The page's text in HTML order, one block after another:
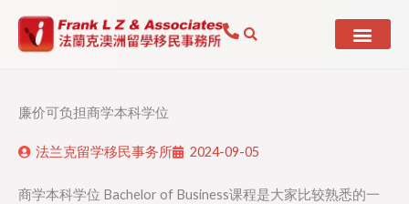
廉价可负担商学本科学位
法兰克留学移民事务所 2024-09-05
商学本科学位 Bachelor of Business课程是大家比较熟悉的一